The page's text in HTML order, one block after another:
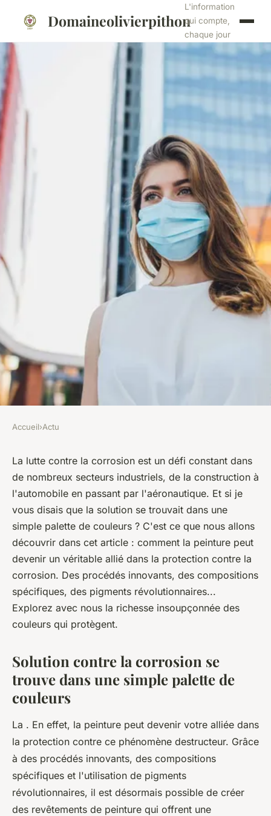
Domaineolivierpithon
L'information
qui compte,
chaque jour
Peindre pour protéger :
Découvrez la palette des
couleurs qui protègent contre
la corrosion
4 octobre 2023 2 min de lecture
Accueil›Actu
La lutte contre la corrosion est un défi constant dans
de nombreux secteurs industriels, de la construction à
l'automobile en passant par l'aéronautique. Et si je
vous disais que la solution se trouvait dans une
simple palette de couleurs ? C'est ce que nous allons
découvrir dans cet article : comment la peinture peut
devenir un véritable allié dans la protection contre la
corrosion. Des procédés innovants, des compositions
spécifiques, des pigments révolutionnaires...
Explorez avec nous la richesse insoupçonnée des
couleurs qui protègent.
Solution contre la corrosion se
trouve dans une simple palette de
couleurs
La . En effet, la peinture peut devenir votre alliée dans
la protection contre ce phénomène destructeur. Grâce
à des procédés innovants, des compositions
spécifiques et l'utilisation de pigments
révolutionnaires, il est désormais possible de créer
des revêtements de peinture qui offrent une